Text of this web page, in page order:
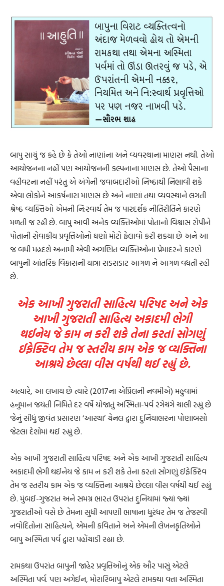
બાપુ સાચું જ કહે છે કે તેઓ નાણાંના અને વ્યવસ્થાના માણસ નથી. તેઓ
આયોજનના નહીં પણ આયોજનની કલ્પનાના માણસ છે. તેઓ પૈસાના
વહીવટના નહીં પરંતુ એ અંગેની જવાબદારીઓ નિષ્ઠાથી નિભાવી શકે
એવા લોકોને આકર્ષનારા માણસ છે અને નાણાં તથા વ્યવસ્થાને લગતી
શ્રેષ્ઠ વ્યક્તિઓ એમની નિ:સ્વાર્થ તેમ જ પારદર્શક નીતિરીતિને કારણે
મળતી જ રહી છે. બાપુ આવી અનેક વ્યક્તિઓમાં પોતાનો વિશ્વાસ રોપીને
પોતાની સેવાકીય પ્રવૃત્તિઓનો ઘણો મોટો ફેલાવો કરી શક્યા છે અને આ
જ બધી મહદંશે અનામી એવી અગણિત વ્યક્તિઓના પ્રેમાદરને કારણે
બાપુની આંતરિક વિકાસની યાત્રા સડસડાટ આગળ ને આગળ વધતી રહી
છે.
એક આખી ગુજરાતી સાહિત્ય પરિષદ અને એક
આખી ગુજરાતી સાહિત્ય અકાદમી ભેગી
થઈનેય જે કામ ન કરી શકે તેના કરતાં સોગણું
ઈફેક્ટિવ તેમ જ સ્તરીય કામ એક જ વ્યક્તિના
આશ્રયે છેલ્લા વીસ વર્ષથી થઈ રહ્યું છે.
અત્યારે, આ લખાય છે ત્યારે (2017ના એપ્રિલની નવમીએ) મહુવામાં
હનુમાન જયંતી નિમિત્તે દર વર્ષે યોજાતું અસ્મિતા-પર્વ રંગેચંગે ચાલી રહ્યું છે
જેનું સીધું જીવંત પ્રસારણ ‘આસ્થા’ ચેનલ દ્વારા દુનિયાભરના પોણાબસો
જેટલા દેશોમાં થઈ રહ્યું છે.
એક આખી ગુજરાતી સાહિત્ય પરિષદ અને એક આખી ગુજરાતી સાહિત્ય
અકાદમી ભેગી થઈનેય જે કામ ન કરી શકે તેના કરતાં સોગણું ઈફેક્ટિવ
તેમ જ સ્તરીય કામ એક જ વ્યક્તિના આશ્રયે છેલ્લા વીસ વર્ષથી થઈ રહ્યું
છે. મુંબઈ-ગુજરાત અને સમગ્ર ભારત ઉપરાંત દુનિયામાં જ્યાં જ્યાં
ગુજરાતીઓ વસે છે તેમના સુધી આપણી ભાષાના ધુરંધર તેમ જ તેજસ્વી
નવોદિતોના સાહિત્યને, એમની કવિતાને અને એમની લેખનકૃતિઓને
બાપુ અસ્મિતા પર્વ દ્વારા પહોંચાડી રહ્યા છે.
રામકથા ઉપરાંત બાપુની જાહેર પ્રવૃત્તિઓનું એક ઔર પાસું એટલે
અસ્મિતા પર્વ. પણ અગેઈન, મોરારિબાપુ એટલે રામકથા વત્તા અસ્મિતા